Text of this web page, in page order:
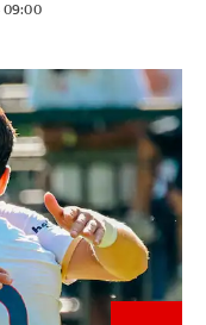
09:00